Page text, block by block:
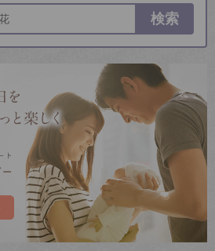
検索